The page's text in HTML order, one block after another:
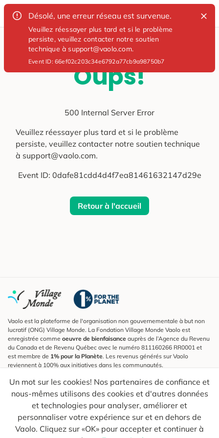
Désolé, une erreur réseau est survenue.
Veuillez réessayer plus tard et si le problème
persiste, veuillez contacter notre soutien
technique à support@vaolo.com.
Event ID:66ef02c203c34e6792a77cb9a98750b7
Oups!
500 Internal Server Error
Veuillez réessayer plus tard et si le problème
persiste, veuillez contacter notre soutien technique
à support@vaolo.com.
Event ID: 0dafe81cdd4d4f7ea81461632147d29e
Retour à l'accueil
Un mot sur les cookies! Nos partenaires de confiance et
nous-mêmes utilisons des cookies et d'autres données
et technologies pour analyser, améliorer et
personnaliser votre expérience sur et en dehors de
Vaolo. Cliquez sur «OK» pour accepter et continuer à
Vaolo est la plateforme de l'organisation non gouvernementale à but non
lucratif (ONG) Village Monde. La Fondation Village Monde Vaolo est
enregistrée comme oeuvre de bienfaisance auprès de l’Agence du Revenu
du Canada et de Revenu Québec avec le numéro 811160266 RR0001 et
est membre de 1% pour la Planète. Les revenus générés sur Vaolo
reviennent à 100% aux initiatives dans les communautés.
S'inscrire à l'infolettre
Pour connaître les nouveautés, suivre nos explorateurs et recevoir des
astuces pour des voyages plus conscients.
Ton courriel Envoyer